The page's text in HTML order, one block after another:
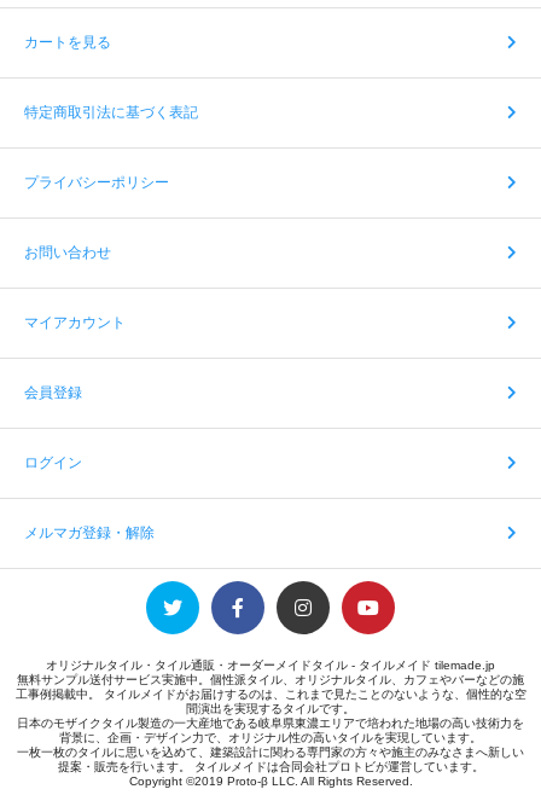
カートを見る
特定商取引法に基づく表記
プライバシーポリシー
お問い合わせ
マイアカウント
会員登録
ログイン
メルマガ登録・解除
オリジナルタイル・タイル通販・オーダーメイドタイル - タイルメイド tilemade.jp
無料サンプル送付サービス実施中。個性派タイル、オリジナルタイル、カフェやバーなどの施
工事例掲載中。 タイルメイドがお届けするのは、これまで見たことのないような、個性的な空
間演出を実現するタイルです。
日本のモザイクタイル製造の一大産地である岐阜県東濃エリアで培われた地場の高い技術力を
背景に、企画・デザイン力で、オリジナル性の高いタイルを実現しています。
一枚一枚のタイルに思いを込めて、建築設計に関わる専門家の方々や施主のみなさまへ新しい
提案・販売を行います。 タイルメイドは合同会社プロトビが運営しています。
Copyright ©2019 Proto-β LLC. All Rights Reserved.